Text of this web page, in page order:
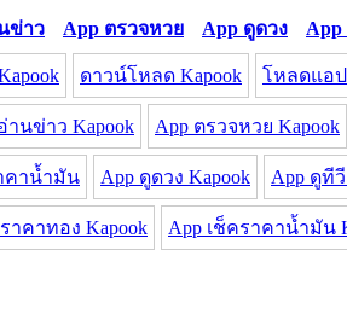
ข่าว App ตรวจหวย App ดูดวง
ดาวน์โหลด Kapook โหลดแอป
านข่าว Kapook App ตรวจหวย Kapook
คาน้ำมัน App ดูดวง Kapook App ดูที
าคาทอง Kapook App เช็คราคาน้ำมัน